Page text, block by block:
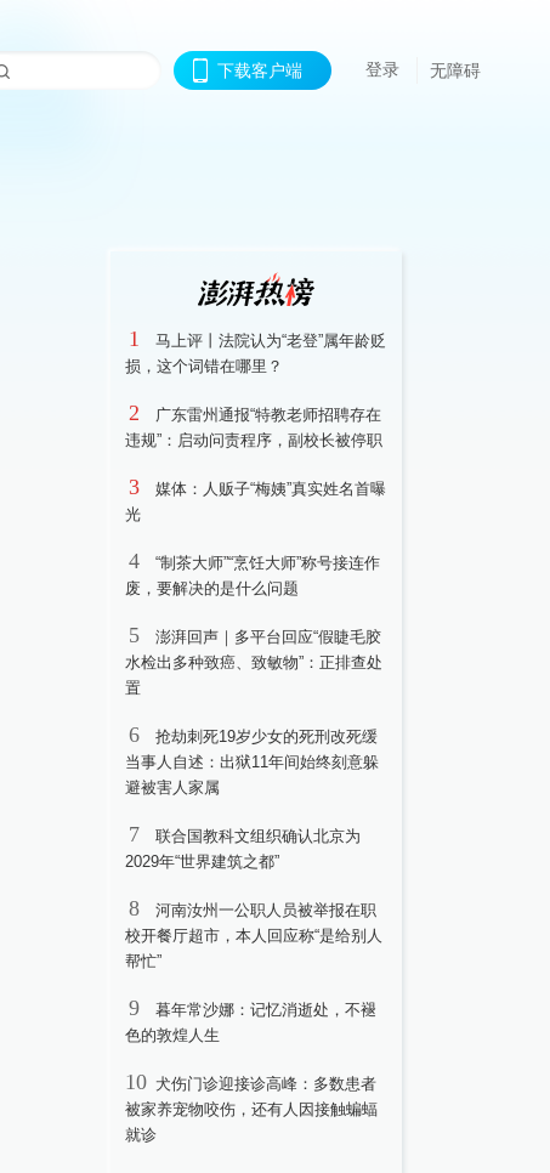
下载客户端 登录 无障碍
1
马上评丨法院认为“老登”属年龄贬
损，这个词错在哪里？
2
广东雷州通报“特教老师招聘存在
违规”：启动问责程序，副校长被停职
3
媒体：人贩子“梅姨”真实姓名首曝
光
4
“制茶大师”“烹饪大师”称号接连作
废，要解决的是什么问题
5
澎湃回声｜多平台回应“假睫毛胶
水检出多种致癌、致敏物”：正排查处
置
6
抢劫刺死19岁少女的死刑改死缓
当事人自述：出狱11年间始终刻意躲
避被害人家属
7
联合国教科文组织确认北京为
2029年“世界建筑之都”
8
河南汝州一公职人员被举报在职
校开餐厅超市，本人回应称“是给别人
帮忙”
9
暮年常沙娜：记忆消逝处，不褪
色的敦煌人生
10 犬伤门诊迎接诊高峰：多数患者
被家养宠物咬伤，还有人因接触蝙蝠
就诊